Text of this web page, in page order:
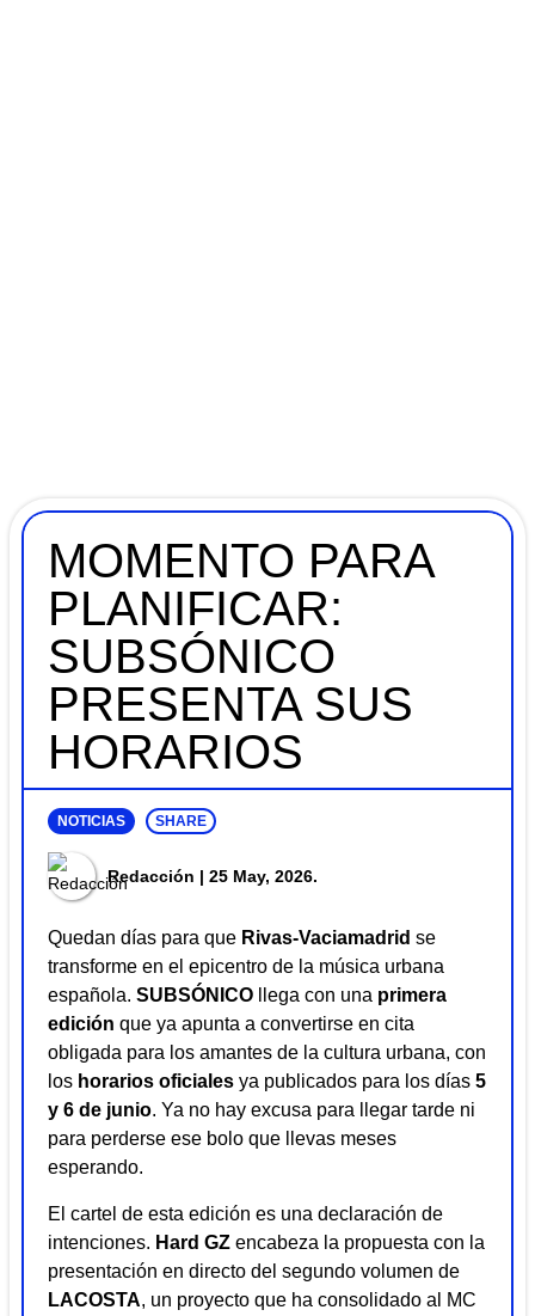
MOMENTO PARA
PLANIFICAR:
SUBSÓNICO
PRESENTA SUS
HORARIOS
NOTICIAS SHARE
Redacción | 25 May, 2026.
Quedan días para que Rivas-Vaciamadrid se
transforme en el epicentro de la música urbana
española. SUBSÓNICO llega con una primera
edición que ya apunta a convertirse en cita
obligada para los amantes de la cultura urbana, con
los horarios oficiales ya publicados para los días 5
y 6 de junio. Ya no hay excusa para llegar tarde ni
para perderse ese bolo que llevas meses
esperando.
El cartel de esta edición es una declaración de
intenciones. Hard GZ encabeza la propuesta con la
presentación en directo del segundo volumen de
LACOSTA, un proyecto que ha consolidado al MC